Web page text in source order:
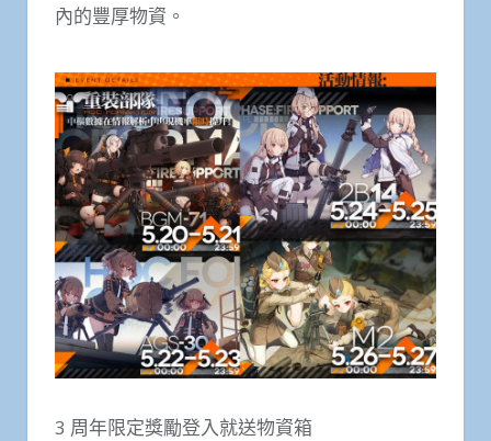
內的豐厚物資。
3 周年限定獎勵登入就送物資箱